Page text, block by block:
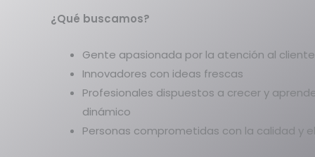
¿Qué buscamos?
Gente apasionada por la atención al cliente
Innovadores con ideas frescas
Profesionales dispuestos a crecer y
dinámico
Personas comprometidas con la calidad y el